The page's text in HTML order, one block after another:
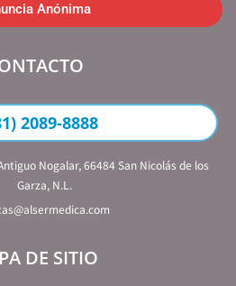
Anónima
2089-8888
Nogalar, 66484 San Nicolás de los
Garza, N.L.
DE SITIO